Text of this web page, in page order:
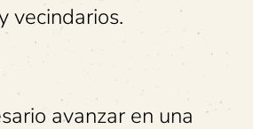
vecindarios.
avanzar en una